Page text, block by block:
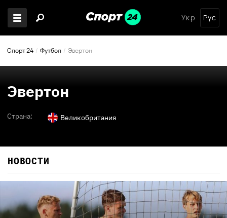
Укр Рус
Спорт 24 Футбол Эвертон
Эвертон
Страна: Великобритания
НОВОСТИ